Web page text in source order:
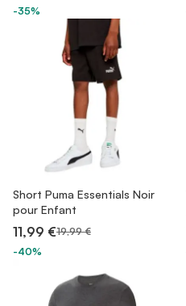
-35%
Short Puma Essentials Noir
pour Enfant
11,99 €19,99 €
-40%